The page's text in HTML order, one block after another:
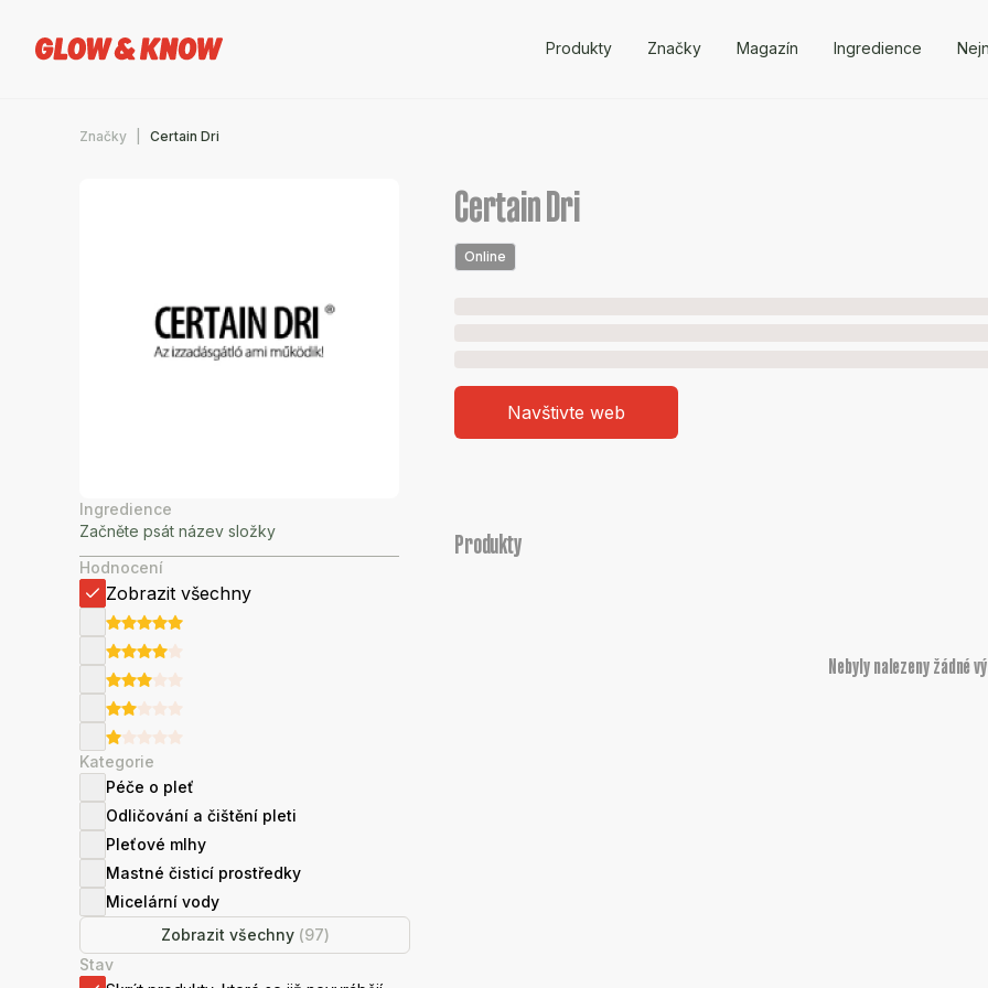
Produkty Značky Magazín Ingredience
Značky Certain Dri
Ingredience
Hodnocení
Zobrazit všechny
Kategorie
Péče o pleť
Odličování a čištění pleti
Pleťové mlhy
Mastné čisticí prostředky
Micelární vody
Zobrazit všechny (97)
Stav
Certain Dri
Online
Navštivte web
Produkty
Nebyly nalezeny žádné